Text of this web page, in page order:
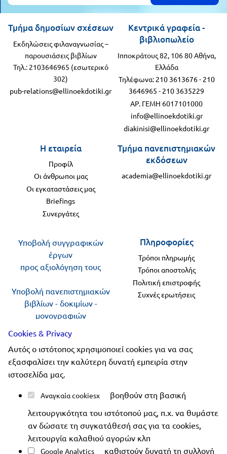
Θεματικά
Βιβλία
Εκπαιδευτικών
Δραστηριοτήτων
ενηλίκων –
Διά Βίου
Μάθηση
Βιβλιοθήκη
του
Πανελλήνιοι
Μαθητικοί
Διαγωνισμοί
Παζλ και
Επιτραπέζια
Παιχνίδια
Τάξη
Β΄
Τάξη
Γ΄
Τάξη
Τάξη
Ε.ΠΑΛ.
το
λύκειο
Κεντρικά γραφεία -
βιβλιοπωλείο
Ιπποκράτους 82, 106 80 Αθήνα,
Ελλάδα
Τηλέφωνα: 210 3613676- 210
3646965 - 210 3635229
ΑΡ. ΓΕΜΗ 6017101000
info@ellinoekdotiki.gr
diakinisi@ellinoekdotiki.gr
Η εταιρεία
Προφίλ
Οι άνθρωποι μας
Οι εγκαταστάσεις μας
Briefings
Συνεργάτες
Τμήμα δημοσίων σχέσεων
Εκδηλώσεις φιλαναγνωσίας –
παρουσιάσεις βιβλίων
Τηλ.: 2103646965 (εσωτερικό
302)
pub-relations@ellinoekdotiki.gr
Τμήμα πανεπιστημιακών
εκδόσεων
academia@ellinoekdotiki.gr
Πληροφορίες
Τρόποι πληρωμής
Τρόποι αποστολής
Πολιτική επιστροφής
Συχνές ερωτήσεις
Υποβολή συγγραφικών
έργων
προς αξιολόγηση τους
Υποβολή πανεπιστημιακών
βιβλίων - δοκιμίων -
μονογραφιών
Ακολουθήστε μας
Copyright 2019-2026 ellinoekdotiki.gr - All rights
reserved| Όροι χρήσης | Προστασία δεδομένων
Ασφάλεια συναλλαγών
Cookies & Privacy
Αυτός ο ιστότοπος χρησιμοποιεί cookies για να σας
εξασφαλίσει την καλύτερη δυνατή εμπειρία στην
ιστοσελίδα μας.
Αναγκαία cookies
βοηθούν στη βασική
λειτουργικότητα του ιστότοπού μας, π.χ. να θυμάστε
αν δώσατε τη συγκατάθεσή σας για τα cookies,
λειτουργία καλαθιού αγορών κλπ
Google Analytics καθιστούν δυνατή τη συλλογή